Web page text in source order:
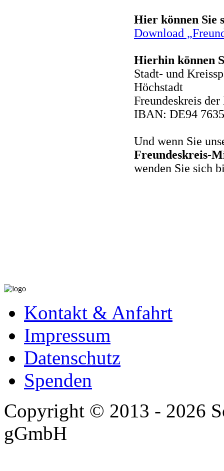
Hier können Sie
Download
Hierhin können
Stadt- und
Höchstadt
Freundeskreis
IBAN: DE94
Und wenn Sie
Freundeskreis-
wenden Sie sich
Kontakt & Anfahrt
Impressum
Datenschutz
Spenden
Copyright © 2013 - 2026
gGmbH